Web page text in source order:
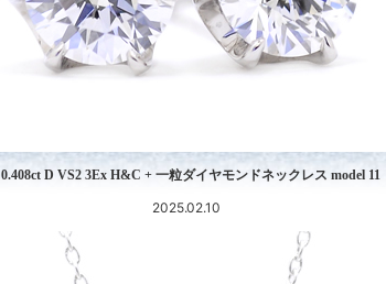
0.408ct D VS2 3Ex H&C + 一粒ダイヤモンドネックレス model 11
2025.02.10